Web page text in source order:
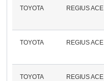
TOYOTA REGIUS ACE
TOYOTA REGIUS ACE
TOYOTA REGIUS ACE